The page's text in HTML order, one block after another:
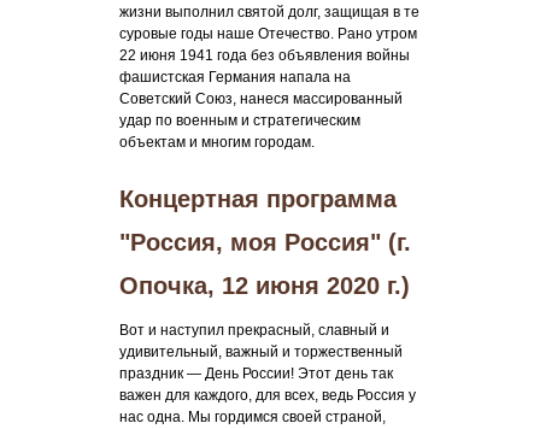
жизни выполнил святой долг, защищая в те
суровые годы наше Отечество. Рано утром
22 июня 1941 года без объявления войны
фашистская Германия напала на
Советский Союз, нанеся массированный
удар по военным и стратегическим
объектам и многим городам.
Концертная программа
"Россия, моя Россия" (г.
Опочка, 12 июня 2020 г.)
Вот и наступил прекрасный, славный и
удивительный, важный и торжественный
праздник — День России! Этот день так
важен для каждого, для всех, ведь Россия у
нас одна. Мы гордимся своей страной,